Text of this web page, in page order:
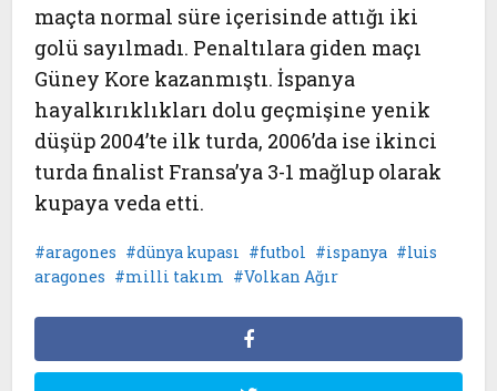
maçta normal süre içerisinde attığı iki
golü sayılmadı. Penaltılara giden maçı
Güney Kore kazanmıştı. İspanya
hayalkırıklıkları dolu geçmişine yenik
düşüp 2004’te ilk turda, 2006’da ise ikinci
turda finalist Fransa’ya 3-1 mağlup olarak
kupaya veda etti.
aragones dünya kupası futbol ispanya
luis
aragones
milli takım Volkan Ağır